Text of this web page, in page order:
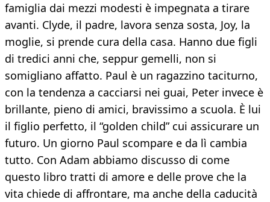
famiglia dai mezzi modesti è impegnata a tirare
avanti. Clyde, il padre, lavora senza sosta, Joy, la
moglie, si prende cura della casa. Hanno due figli
di tredici anni che, seppur gemelli, non si
somigliano affatto. Paul è un ragazzino taciturno,
con la tendenza a cacciarsi nei guai, Peter invece è
brillante, pieno di amici, bravissimo a scuola. È lui
il figlio perfetto, il “golden child” cui assicurare un
futuro. Un giorno Paul scompare e da lì cambia
tutto. Con Adam abbiamo discusso di come
questo libro tratti di amore e delle prove che la
vita chiede di affrontare, ma anche della caducità